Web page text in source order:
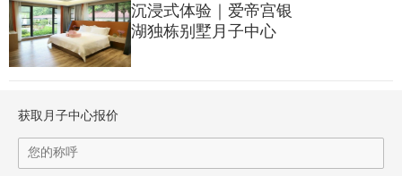
阳光穿过窗帘照耀在床畔
沉浸式体验｜爱帝宫银
湖独栋别墅月子中心
获取月子中心报价